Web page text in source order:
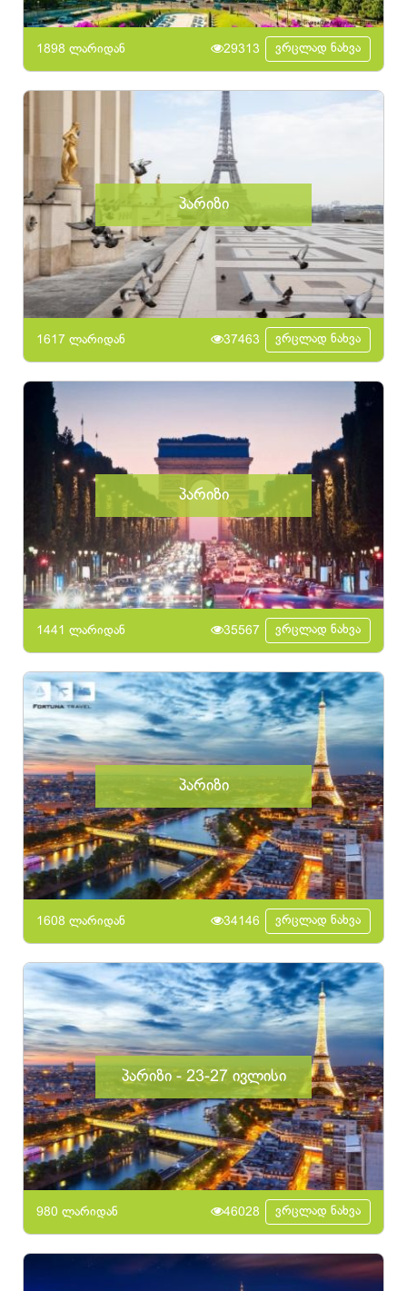
1898 ლარიდან 29313 ვრცლად ნახვა
პარიზი
1617 ლარიდან 37463 ვრცლად ნახვა
პარიზი
1441 ლარიდან 35567 ვრცლად ნახვა
პარიზი
1608 ლარიდან 34146 ვრცლად ნახვა
პარიზი - 23-27 ივლისი
980 ლარიდან 46028 ვრცლად ნახვა